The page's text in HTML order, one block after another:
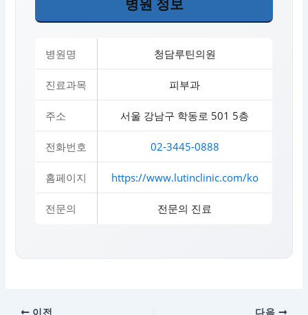
병원명 청담루틴의원
진료과목 피부과
주소 서울 강남구 학동로 501 5층
전화번호 02-3445-0888
홈페이지 https://www.lutinclinic.com/ko
전문의 전문의 진료
이전 다음